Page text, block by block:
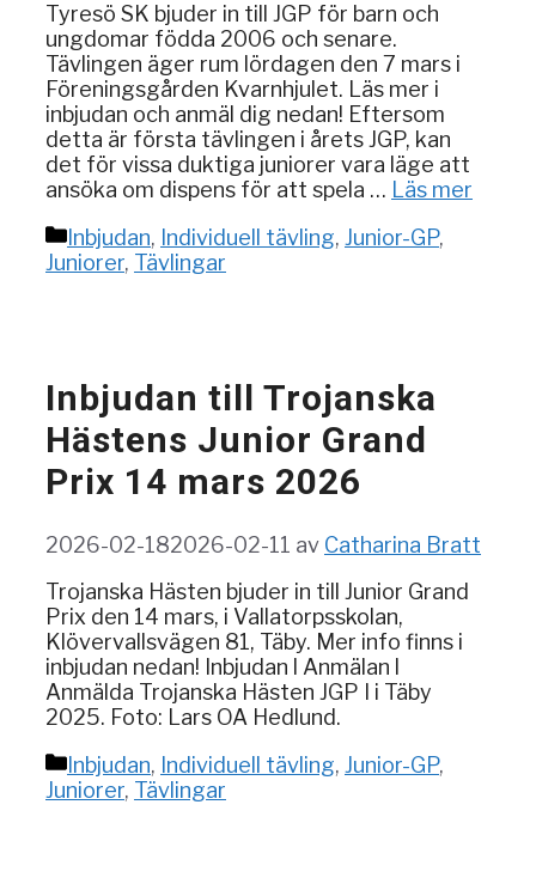
Tyresö SK bjuder in till JGP för barn och
ungdomar födda 2006 och senare.
Tävlingen äger rum lördagen den 7 mars i
Föreningsgården Kvarnhjulet. Läs mer i
inbjudan och anmäl dig nedan! Eftersom
detta är första tävlingen i årets JGP, kan
det för vissa duktiga juniorer vara läge att
ansöka om dispens för att spela … Läs mer
Kategorier
Inbjudan, Individuell tävling, Junior-GP,
Juniorer, Tävlingar
Inbjudan till Trojanska
Hästens Junior Grand
Prix 14 mars 2026
2026-02-182026-02-11 av Catharina Bratt
Trojanska Hästen bjuder in till Junior Grand
Prix den 14 mars, i Vallatorpsskolan,
Klövervallsvägen 81, Täby. Mer info finns i
inbjudan nedan! Inbjudan l Anmälan l
Anmälda Trojanska Hästen JGP I i Täby
2025. Foto: Lars OA Hedlund.
Kategorier
Inbjudan, Individuell tävling, Junior-GP,
Juniorer, Tävlingar